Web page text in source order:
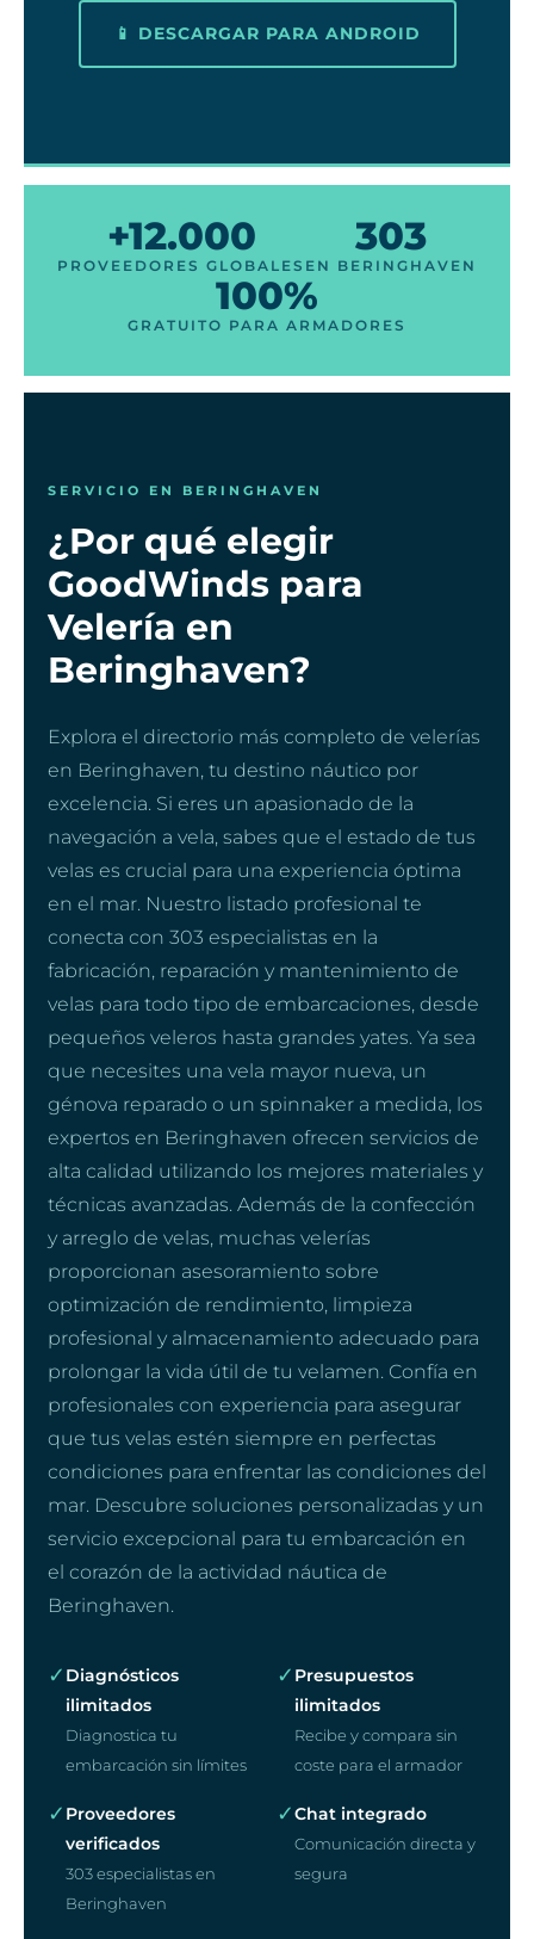
📱 DESCARGAR PARA ANDROID
+12.000
PROVEEDORES GLOBALES
303
EN BERINGHAVEN
100%
GRATUITO PARA ARMADORES
SERVICIO EN BERINGHAVEN
¿Por qué elegir
GoodWinds para
Velería en
Beringhaven?
Explora el directorio más completo de velerías
en Beringhaven, tu destino náutico por
excelencia. Si eres un apasionado de la
navegación a vela, sabes que el estado de tus
velas es crucial para una experiencia óptima
en el mar. Nuestro listado profesional te
conecta con 303 especialistas en la
fabricación, reparación y mantenimiento de
velas para todo tipo de embarcaciones, desde
pequeños veleros hasta grandes yates. Ya sea
que necesites una vela mayor nueva, un
génova reparado o un spinnaker a medida, los
expertos en Beringhaven ofrecen servicios de
alta calidad utilizando los mejores materiales y
técnicas avanzadas. Además de la confección
y arreglo de velas, muchas velerías
proporcionan asesoramiento sobre
optimización de rendimiento, limpieza
profesional y almacenamiento adecuado para
prolongar la vida útil de tu velamen. Confía en
profesionales con experiencia para asegurar
que tus velas estén siempre en perfectas
condiciones para enfrentar las condiciones del
mar. Descubre soluciones personalizadas y un
servicio excepcional para tu embarcación en
el corazón de la actividad náutica de
Beringhaven.
✓ Diagnósticos
ilimitados
Diagnostica tu
embarcación sin límites
✓ Presupuestos
ilimitados
Recibe y compara sin
coste para el armador
✓ Proveedores
verificados
303 especialistas en
Beringhaven
✓Chat integrado
Comunicación directa y
segura